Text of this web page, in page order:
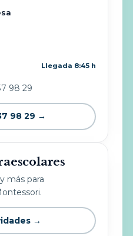
Llegada 8:45 h
98 29
98 29 →
más para
→